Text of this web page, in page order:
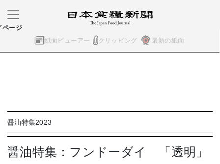
紙面ビューアー クリッピング 最新の紙面
ページ
醤油特集2023
醤油特集：フンドーダイ 「透明」